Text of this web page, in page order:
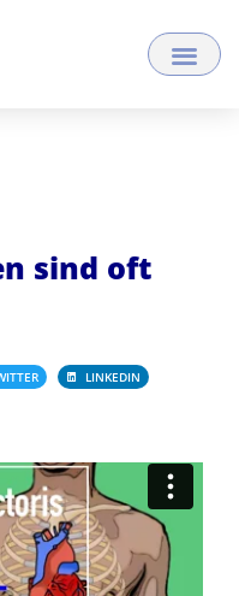
sind oft
LINKEDIN